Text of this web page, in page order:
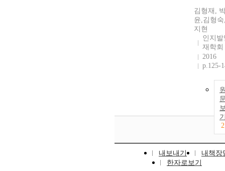
김형재,
윤,김형
지현
인지
재학회
2016
p.125-
2
내보내기
내책장
한자로보기